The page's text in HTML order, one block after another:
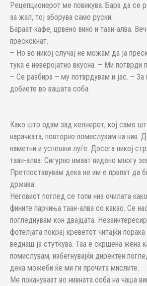
Рецепционерот ме повикува. Бара да се
за жал, тој зборува само руски.
Бараат кафе, црвено вино и таан-алва.
прескокнат.
– Но во никој случај не можам да ја
тука е неверојатно вкусна. – Ми потврди
– Се разбира – му потврдувам и јас. – За
добиете во вашата соба.
Како што одам зад келнерот, кој само
нарачката, повторно помислувам на нив.
паметни и успешни луѓе. Досега никој
таан-алва. Сигурно имаат видено многу
Претпоставувам дека не им е првпат да
држава.
Неговиот поглед се топи низ очилата
фините парчиња таан-алва со какао. Се
погледнувам кон двајцата.
фотелјата покрај креветот читајќи
веднаш ја стуткува. Таа е скршена жена
помислувам, избегнувајќи директен
дека можеби ќе ми ги прочита мислите.
Ме покануваат во нивната соба на чаша